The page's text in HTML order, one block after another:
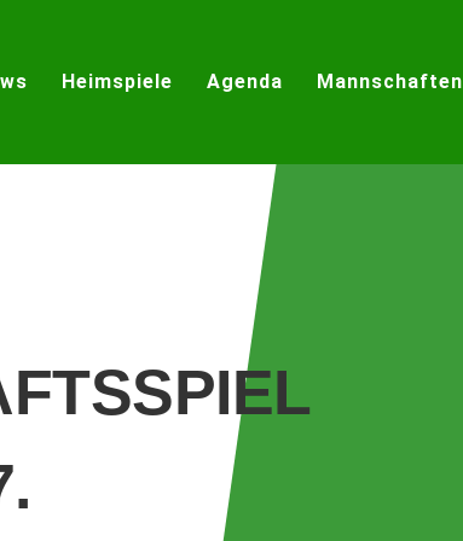
Heimspiele Agenda Mannschaften